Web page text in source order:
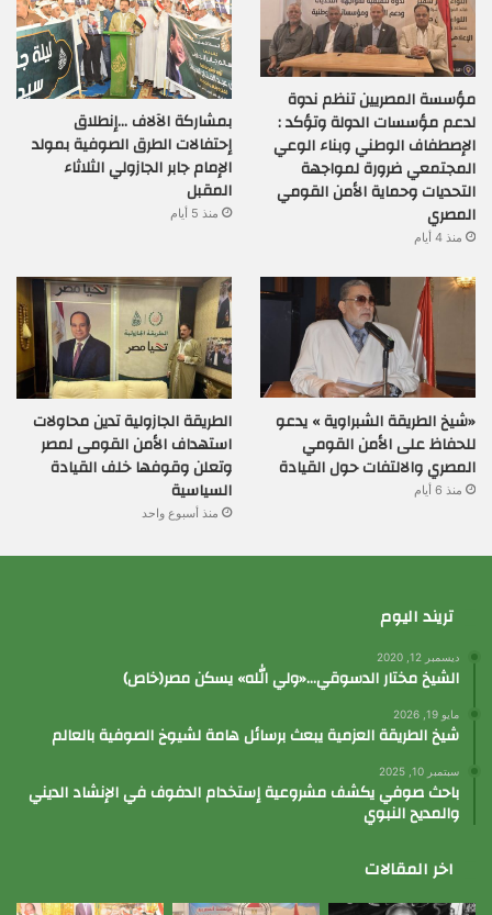
مؤسسة المصريين تنظم ندوة
لدعم مؤسسات الدولة وتؤكد :
الإصطفاف الوطني وبناء الوعي
المجتمعي ضرورة لمواجهة
التحديات وحماية الأمن القومي
المصري
منذ 4 أيام
بمشاركة الآلاف …إنطلاق
إحتفالات الطرق الصوفية بمولد
الإمام جابر الجازولي الثلاثاء
المقبل
منذ 5 أيام
«شيخ الطريقة الشبراوية » يدعو
للحفاظ على الأمن القومي
المصري والالتفات حول القيادة
منذ 6 أيام
الطريقة الجازولية تدين محاولات
استهداف الأمن القومى لمصر
وتعلن وقوفها خلف القيادة
السياسية
منذ أسبوع واحد
تريند اليوم
ديسمبر 12, 2020
الشيخ مختار الدسوقي…«ولي الله» يسكن مصر(خاص)
مايو 19, 2026
شيخ الطريقة العزمية يبعث برسائل هامة لشيوخ الصوفية بالعالم
سبتمبر 10, 2025
باحث صوفي يكشف مشروعية إستخدام الدفوف في الإنشاد الديني
والمديح النبوي
اخر المقالات